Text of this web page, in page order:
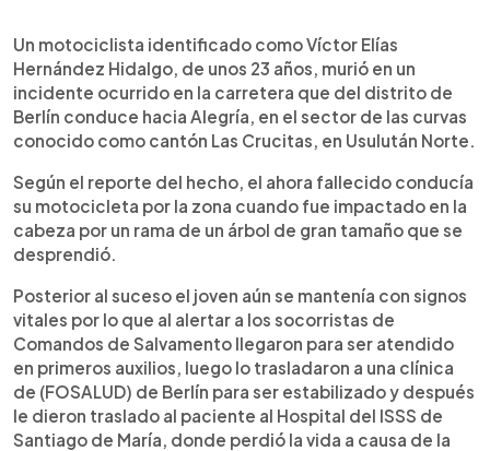
Escuchar artículo
Un motociclista identificado como Víctor Elías
Hernández Hidalgo, de unos 23 años, murió en un
incidente ocurrido en la carretera que del distrito de
Berlín conduce hacia Alegría, en el sector de las curvas
conocido como cantón Las Crucitas, en Usulután Norte.
Según el reporte del hecho, el ahora fallecido conducía
su motocicleta por la zona cuando fue impactado en la
cabeza por un rama de un árbol de gran tamaño que se
desprendió.
Posterior al suceso el joven aún se mantenía con signos
vitales por lo que al alertar a los socorristas de
Comandos de Salvamento llegaron para ser atendido
en primeros auxilios, luego lo trasladaron a una clínica
de (FOSALUD) de Berlín para ser estabilizado y después
le dieron traslado al paciente al Hospital del ISSS de
Santiago de María, donde perdió la vida a causa de la